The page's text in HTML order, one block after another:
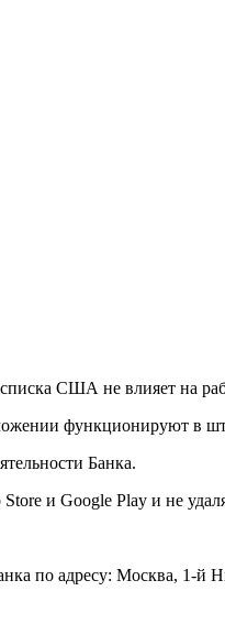
США не влияет на
функционируют в
Банка.
и Google Play и не
по адресу: Москва, 1-й